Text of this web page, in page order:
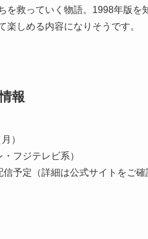
を救っていく物語。1998年版
しめる内容になりそうです。
報
）
フジテレビ系）
予定（詳細は公式サイトをご確